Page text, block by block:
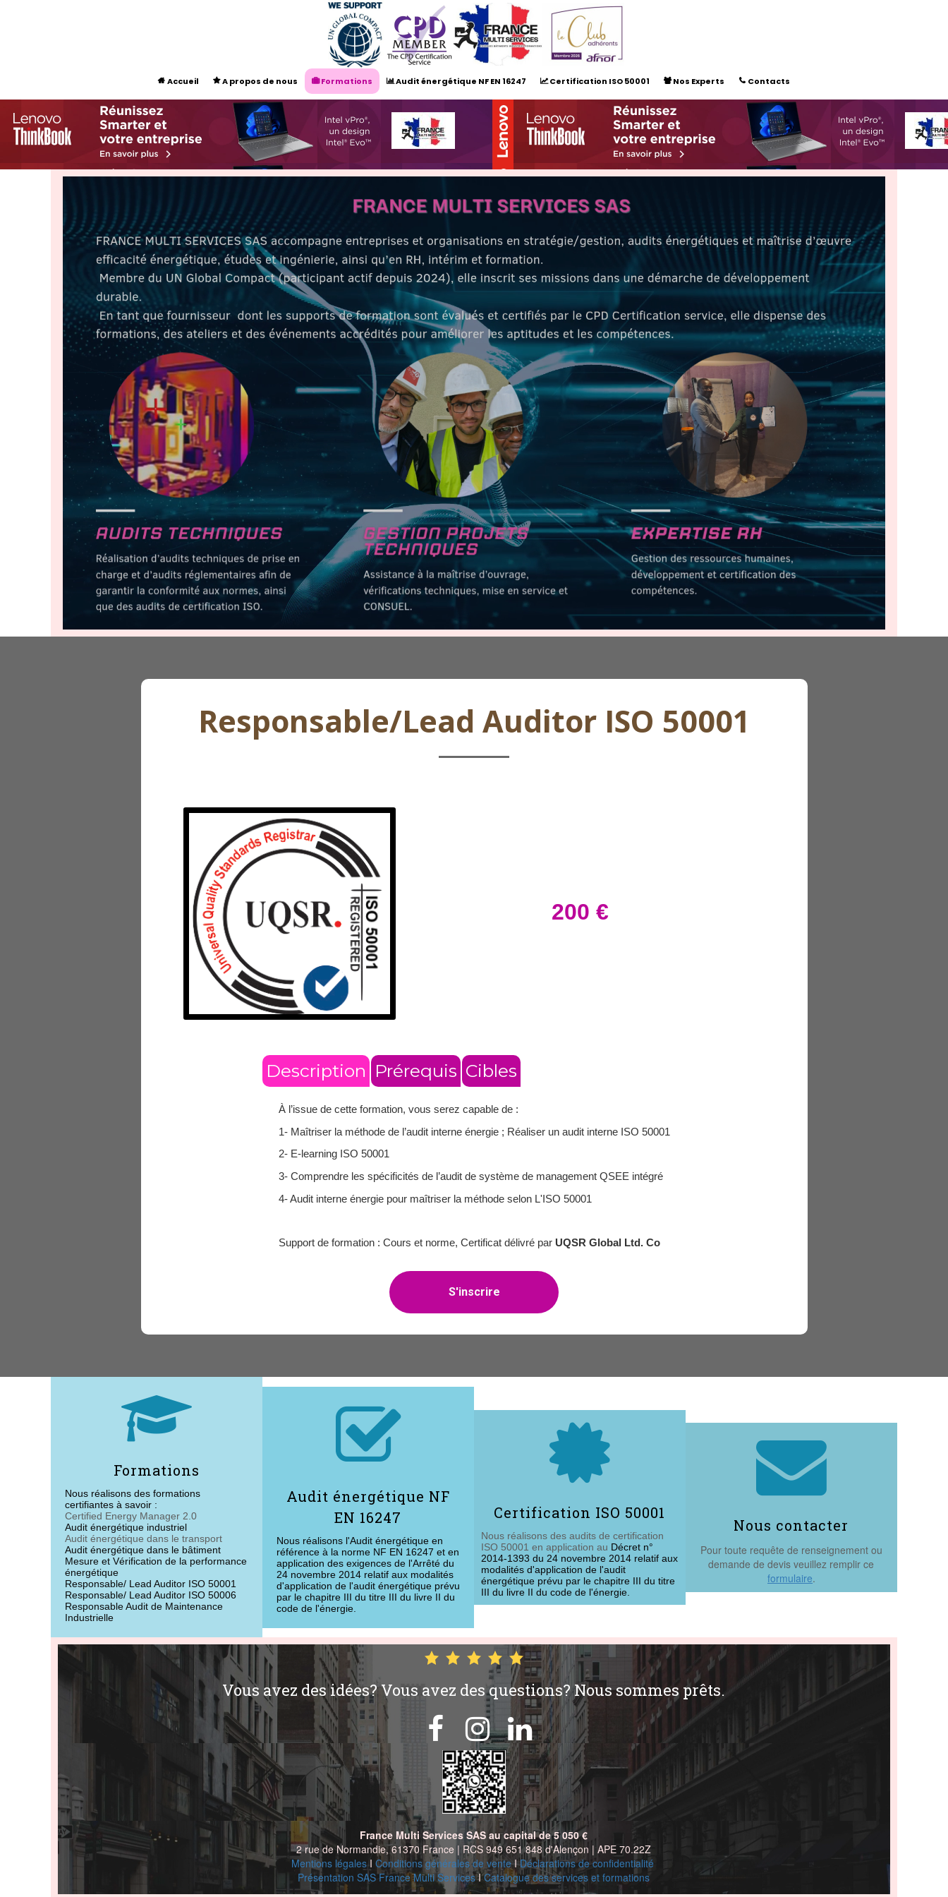
 Accueil A propos de nous Formations  Audit énergétique NF EN 16247 Certification ISO 50001 Nos Experts  Contacts
Prendre rendez-vous
Responsable/Lead Auditor ISO 50001
200 €
Description Prérequis Cibles
À l’issue de cette formation, vous serez capable de :
1- Maîtriser la méthode de l’audit interne énergie ; Réaliser un audit interne ISO 50001
2- E-learning ISO 50001
3- Comprendre les spécificités de l’audit de système de management QSEE intégré
4- Audit interne énergie pour maîtriser la méthode selon L'ISO 50001
Support de formation : Cours et norme, Certificat délivré par UQSR Global Ltd. Co
S'inscrire

Formations
Nous réalisons des formations
certifiantes à savoir :
Certified Energy Manager 2.0
Audit énergétique industriel
Audit énergétique dans le transport
Audit énergétique dans le bâtiment
Mesure et Vérification de la performance
énergétique
Responsable/ Lead Auditor ISO 50001
Responsable/ Lead Auditor ISO 50006
Responsable Audit de Maintenance
Industrielle

Audit énergétique NF
EN 16247
Nous réalisons l'Audit énergétique en
référence à la norme NF EN 16247 et en
application des exigences de l'Arrêté du
24 novembre 2014 relatif aux modalités
d'application de l'audit énergétique prévu
par le chapitre III du titre III du livre II du
code de l'énergie.

Certification ISO 50001
Nous réalisons des audits de certification
ISO 50001 en application au Décret n°
2014-1393 du 24 novembre 2014 relatif aux
modalités d'application de l'audit
énergétique prévu par le chapitre III du titre
III du livre II du code de l'énergie.

Nous contacter
Pour toute requête de renseignement ou
demande de devis veuillez remplir ce
formulaire.
Vous avez des idées? Vous avez des questions? Nous sommes prêts.
  
France Multi Services SAS au capital de 5 050 €
2 rue de Normandie, 61370 France | RCS 949 651 848 d'Alençon | APE 70.22Z
Mentions légalesI Conditions générales de venteIDéclarations de confidentialité
Présentation SAS France Multi ServicesICatalogue des services et formations